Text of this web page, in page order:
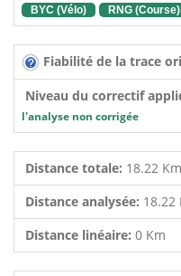
BYC (Vélo) RNG (Course)
Fiabilité de la trace
Niveau du correctif
l'analyse non corrigée
Distance totale: 18.22
Distance analysée: 18.22
Distance linéaire: 0 Km